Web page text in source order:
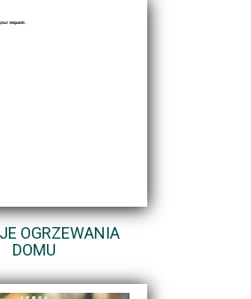
OGRZEWANIA
DOMU